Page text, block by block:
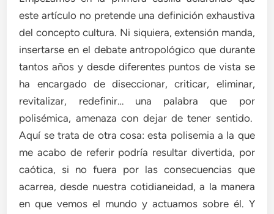
este artículo no pretende una definición exhaustiva
del concepto cultura. Ni siquiera, extensión manda,
insertarse en el debate antropológico que durante
tantos años y desde diferentes puntos de vista se
ha encargado de diseccionar, criticar, eliminar,
revitalizar, redefinir… una palabra que por
polisémica, amenaza con dejar de tener sentido.
Aquí se trata de otra cosa: esta polisemia a la que
me acabo de referir podría resultar divertida, por
caótica, si no fuera por las consecuencias que
acarrea, desde nuestra cotidianeidad, a la manera
en que vemos el mundo y actuamos sobre él. Y